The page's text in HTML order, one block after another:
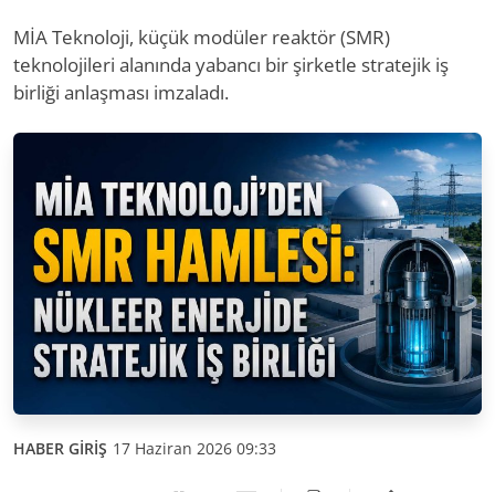
MİA Teknoloji, küçük modüler reaktör (SMR)
teknolojileri alanında yabancı bir şirketle stratejik iş
birliği anlaşması imzaladı.
HABER GİRİŞ 17 Haziran 2026 09:33